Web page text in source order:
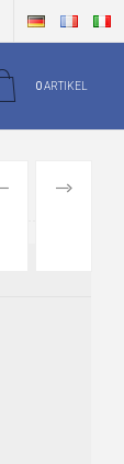
0ARTIKEL
VORIGER